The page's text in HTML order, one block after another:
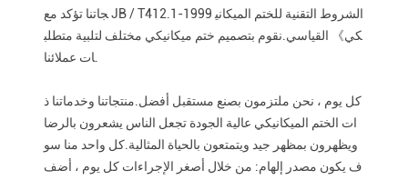
جاتنا تؤكد مع JB / T412.1-1999 الشروط التقنية للختم الميكاني
كي》 القياسي.نقوم بتصميم ختم ميكانيكي مختلف لتلبية متطلب
كل يوم ، نحن ملتزمون بصنع مستقبل أفضل.منتجاتنا وخدماتنا ذ
ات الختم الميكانيكي عالية الجودة تجعل الناس يشعرون بالرضا
ويظهرون بمظهر جيد ويتمتعون بالحياة المثالية.كل واحد منا سو
ف يكون مصدر إلهام: من خلال أصغر الإجراءات كل يوم ، أضف